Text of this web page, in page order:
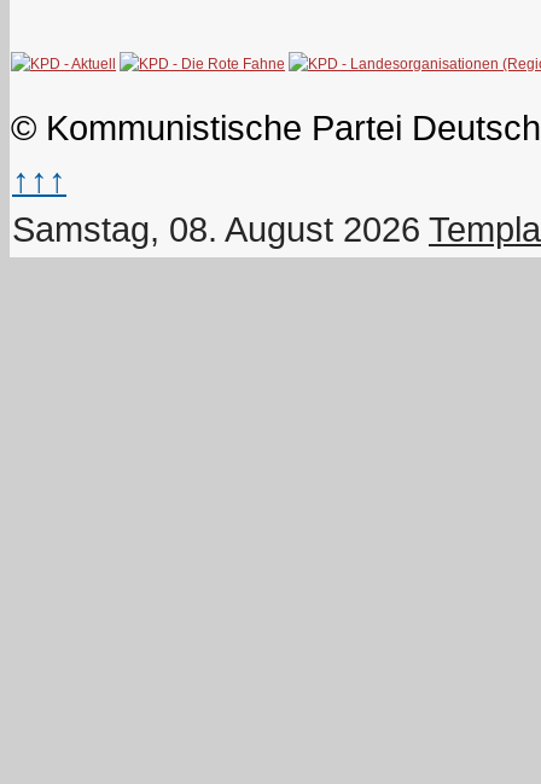
© Kommunistische Partei
↑↑↑
Samstag, 08. August 2026